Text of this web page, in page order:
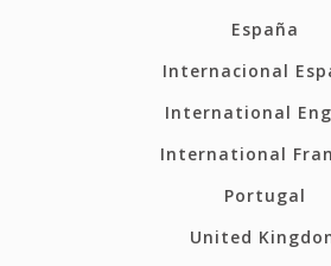
España
Internacional
International
International
Portugal
United